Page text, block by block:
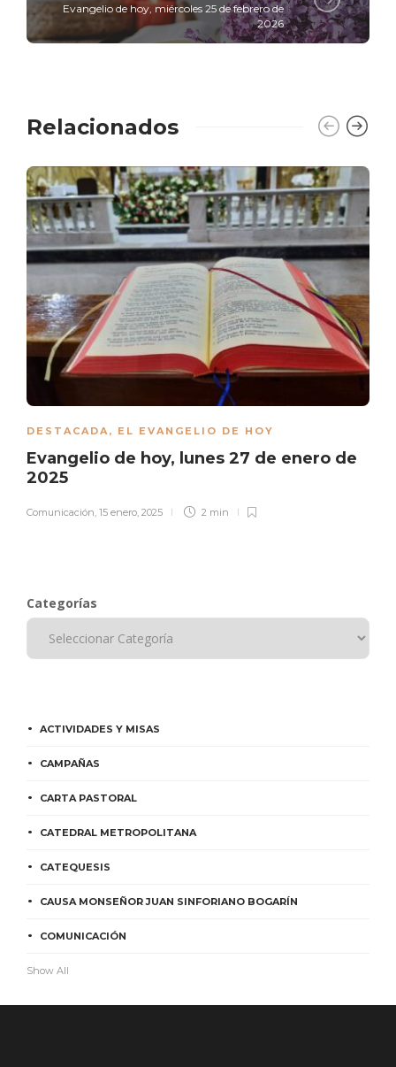
Evangelio de hoy, miércoles 25 de febrero de
2026
Relacionados
DESTACADA, EL EVANGELIO DE HOY
Evangelio de hoy, lunes 27 de enero de
2025
Comunicación, 15 enero, 2025 2 min
Categorías
ACTIVIDADES Y MISAS
CAMPAÑAS
CARTA PASTORAL
CATEDRAL METROPOLITANA
CATEQUESIS
CAUSA MONSEÑOR JUAN SINFORIANO BOGARÍN
COMUNICACIÓN
Show All